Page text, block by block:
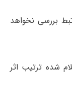
بررسی نخواهد
شده ترتیب اثر